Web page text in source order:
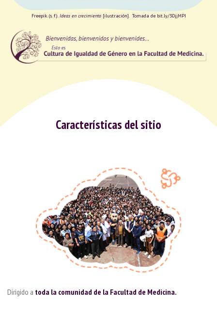
Freepik. (s. f.).Ideas en crecimiento[ilustración]. Tomada de bit.ly/3DjjMPI
Características del sitio
Dirigido a toda la comunidad de la Facultad de Medicina.